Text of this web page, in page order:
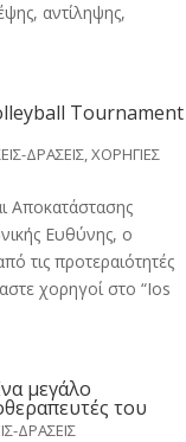
αντίληψης,
Tournament
ΔΡΑΣΕΙΣ,ΧΟΡΗΓΙΕΣ
Αποκατάστασης
Ευθύνης, ο
τις προτεραιότητές
χορηγοί στο “Ios
μεγάλο
του
ΔΡΑΣΕΙΣ